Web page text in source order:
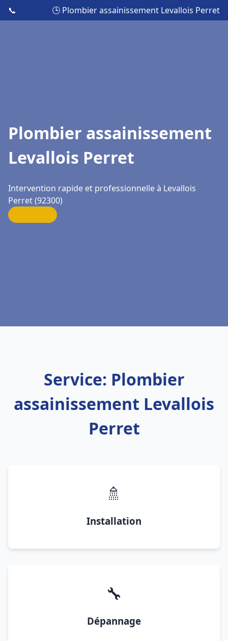
📞 🕒 Plombier assainissement Levallois Perret
Plombier assainissement
Levallois Perret
Intervention rapide et professionnelle à Levallois
Perret (92300)
Service: Plombier
assainissement Levallois
Perret
🚿
Installation
🔧
Dépannage